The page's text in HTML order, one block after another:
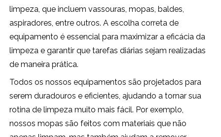
limpeza, que incluem vassouras, mopas, baldes,
aspiradores, entre outros. A escolha correta de
equipamento é essencial para maximizar a eficácia da
limpeza e garantir que tarefas diárias sejam realizadas
de maneira prática.
Todos os nossos equipamentos são projetados para
serem duradouros e eficientes, ajudando a tornar sua
rotina de limpeza muito mais fácil. Por exemplo,
nossos mopas são feitos com materiais que não